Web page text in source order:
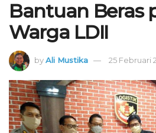
Bantuan Beras
Warga LDII
byAli Mustika 25 Februari